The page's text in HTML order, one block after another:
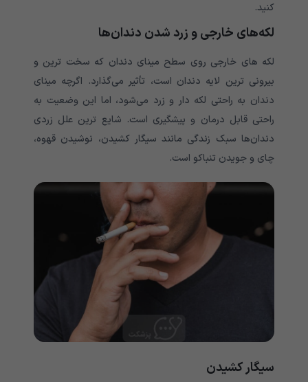
کنید.
لکه‌های خارجی و زرد شدن دندان‌ها
لکه های خارجی روی سطح مینای دندان که سخت ترین و
بیرونی ترین لایه دندان است، تأثیر می‌‌‌‌‌‌‌‌‌‌‌‌‌گذارد. اگرچه مینای
دندان به راحتی لکه دار و زرد می‌‌‌‌‌‌‌‌‌‌‌‌‌شود، اما این وضعیت به
راحتی قابل درمان و پیشگیری است. شایع ترین علل زردی
دندان‌‌‌‌‌‌‌‌‌‌‌‌‌‌‌‌‌‌‌‌‌‌‌‌‌‌‌‌‌‌‌‌‌‌‌‌‌‌ها سبک زندگی مانند سیگار کشیدن، نوشیدن قهوه،
چای و جویدن تنباکو است.
سیگار کشیدن